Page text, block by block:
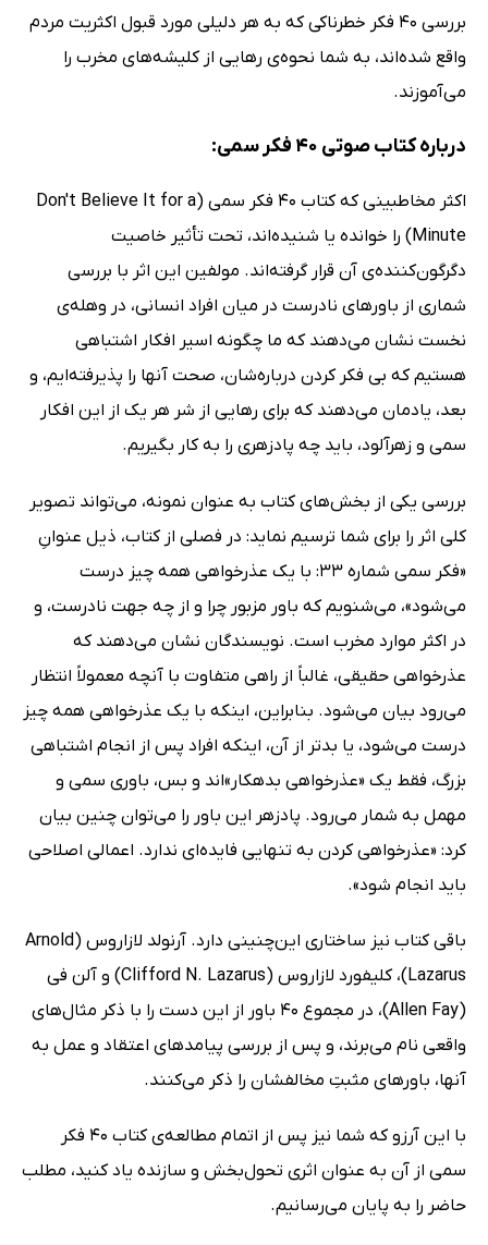
بررسی 40 فکر خطرناکی که به هر دلیلی مورد قبول اکثریت مردم
واقع شده‌اند، به شما نحوه‌ی رهایی از کلیشه‌های مخرب را
می‌آموزند.
درباره کتاب صوتی 40 فکر سمی:
اکثر مخاطبینی که کتاب 40 فکر سمی (Don't Believe It for a
Minute) را خوانده یا شنیده‌اند، تحت تأثیر خاصیت
دگرگون‌کننده‌ی آن قرار گرفته‌اند. مولفین این اثر با بررسی
شماری از باورهای نادرست در میان افراد انسانی، در وهله‌ی
نخست نشان می‌دهند که ما چگونه اسیر افکار اشتباهی
هستیم که بی فکر کردن درباره‌شان، صحت آنها را پذیرفته‌ایم، و
بعد، یادمان می‌دهند که برای رهایی از شر هر یک از این افکار
سمی و زهرآلود، باید چه پادزهری را به کار بگیریم.
بررسی یکی از بخش‌های کتاب به عنوان نمونه، می‌تواند تصویر
کلی اثر را برای شما ترسیم نماید: در فصلی از کتاب، ذیل عنوانِ
«فکر سمی شماره 33: با یک عذرخواهی همه چیز درست
می‌شود»، می‌شنویم که باور مزبور چرا و از چه جهت نادرست، و
در اکثر موارد مخرب است. نویسندگان نشان می‌دهند که
عذرخواهی حقیقی، غالباً از راهی متفاوت با آنچه معمولاً انتظار
می‌رود بیان می‌شود. بنابراین، اینکه با یک عذرخواهی همه چیز
درست می‌شود، یا بدتر از آن، اینکه افراد پس از انجام اشتباهی
بزرگ، فقط یک «عذرخواهی بدهکار»اند و بس، باوری سمی و
مهمل به شمار می‌رود. پادزهر این باور را می‌توان چنین بیان
کرد: «عذرخواهی کردن به تنهایی فایده‌ای ندارد. اعمالی اصلاحی
باید انجام شود».
باقی کتاب نیز ساختاری این‌چنینی دارد. آرنولد لازاروس (Arnold
Lazarus)، کلیفورد لازاروس (Clifford N. Lazarus) و آلن فی
(Allen Fay)، در مجموع 40 باور از این دست را با ذکر مثال‌های
واقعی نام می‌برند، و پس از بررسی پیامدهای اعتقاد و عمل به
آنها، باورهای مثبتِ مخالفشان را ذکر می‌کنند.
با این آرزو که شما نیز پس از اتمام مطالعه‌ی کتاب 40 فکر
سمی از آن به عنوان اثری تحول‌بخش و سازنده یاد کنید، مطلب
حاضر را به پایان می‌رسانیم.